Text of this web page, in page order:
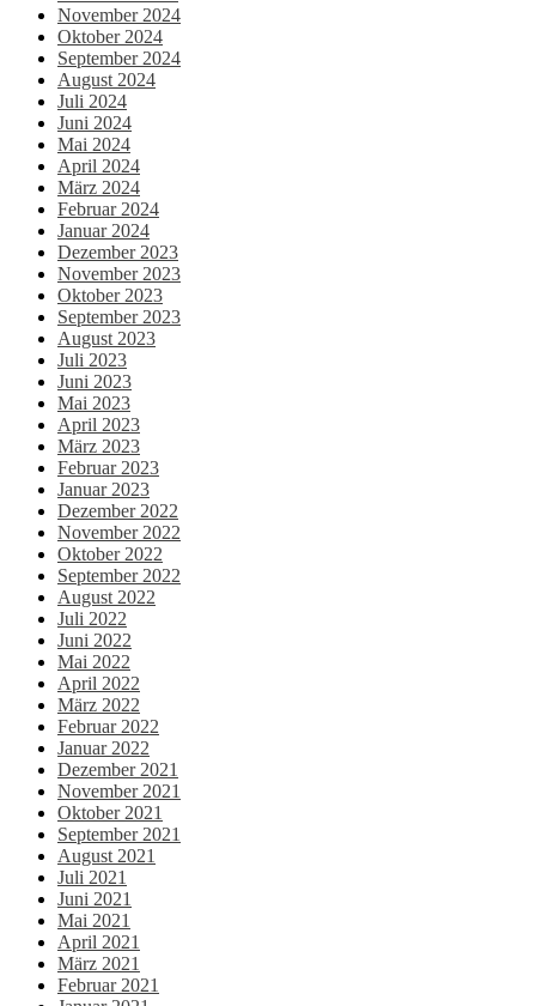
November 2024
Oktober 2024
September 2024
August 2024
Juli 2024
Juni 2024
Mai 2024
April 2024
März 2024
Februar 2024
Januar 2024
Dezember 2023
November 2023
Oktober 2023
September 2023
August 2023
Juli 2023
Juni 2023
Mai 2023
April 2023
März 2023
Februar 2023
Januar 2023
Dezember 2022
November 2022
Oktober 2022
September 2022
August 2022
Juli 2022
Juni 2022
Mai 2022
April 2022
März 2022
Februar 2022
Januar 2022
Dezember 2021
November 2021
Oktober 2021
September 2021
August 2021
Juli 2021
Juni 2021
Mai 2021
April 2021
März 2021
Februar 2021